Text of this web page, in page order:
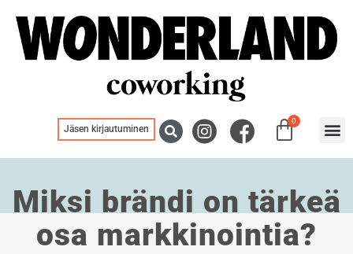
Jäsen kirjautuminen
0
Miksi brändi on tärkeä
osa markkinointia?